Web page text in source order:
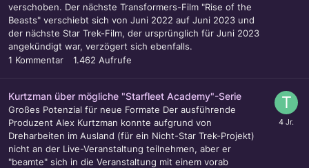
verschoben. Der nächste Transformers-Film "Rise of the
Beasts" verschiebt sich von Juni 2022 auf Juni 2023 und
der nächste Star Trek-Film, der ursprünglich für Juni 2023
angekündigt war, verzögert sich ebenfalls.
1 Kommentar 1.462 Aufrufe
Kurtzman über mögliche "Starfleet Academy"-Serie
Großes Potenzial für neue Formate Der ausführende
Produzent Alex Kurtzman konnte aufgrund von
Dreharbeiten im Ausland (für ein Nicht-Star Trek-Projekt)
nicht an der Live-Veranstaltung teilnehmen, aber er
"beamte" sich in die Veranstaltung mit einem vorab